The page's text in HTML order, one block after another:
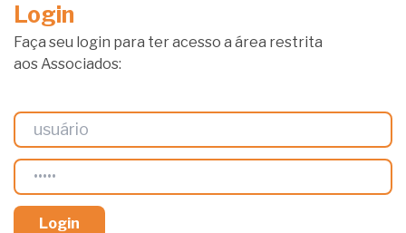
Login
Faça seu login para ter acesso a área restrita
aos Associados: